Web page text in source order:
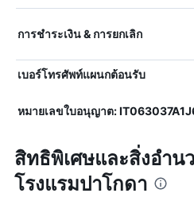
การชำระเงิน & การยกเลิก
เบอร์โทรศัพท์แผนกต้อนรับ
หมายเลขใบอนุญาต:
สิทธิพิเศษและสิ่งอำน
โรงแรมปาโกดา